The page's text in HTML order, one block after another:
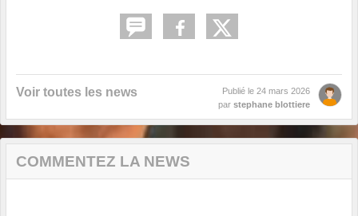
Voir toutes les news Publié le 24 mars 2026
par stephane blottiere
COMMENTEZ LA NEWS